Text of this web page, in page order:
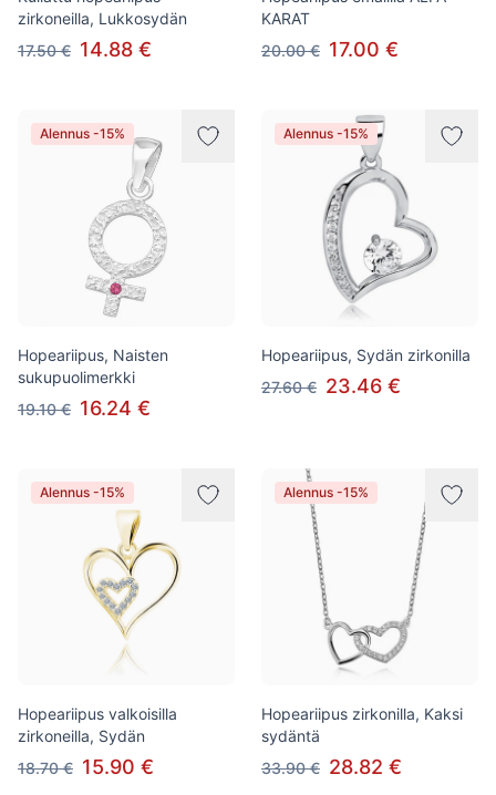
zirkoneilla, Lukkosydän
17.50 € 14.88 €
KARAT
20.00 € 17.00 €
Alennus -15%
Hopeariipus, Naisten
sukupuolimerkki
19.10 € 16.24 €
Alennus -15%
Hopeariipus, Sydän zirkonilla
27.60 € 23.46 €
Alennus -15%
Hopeariipus valkoisilla
zirkoneilla, Sydän
18.70 € 15.90 €
Alennus -15%
Hopeariipus zirkonilla, Kaksi
sydäntä
33.90 € 28.82 €